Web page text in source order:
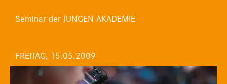
Seminar der JUNGEN AKADEMIE
FREITAG, 15.05.2009